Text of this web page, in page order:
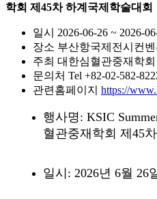
학회 제45차 하계국제학술대회
일시
2026-06-26 ~ 2026-
장소 부산항국제전시컨
주최 대한심혈관중재학회
문의처 Tel +82-02-582-
관련홈페이지 https://
행사명: KSIC
혈관중재학회 제45
일시: 2026년 6월 26